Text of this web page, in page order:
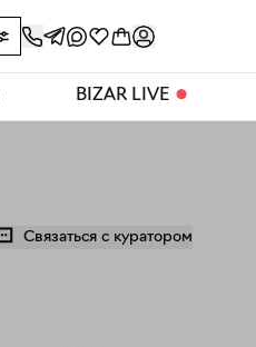
BIZAR LIVE ⬤
Связаться с куратором